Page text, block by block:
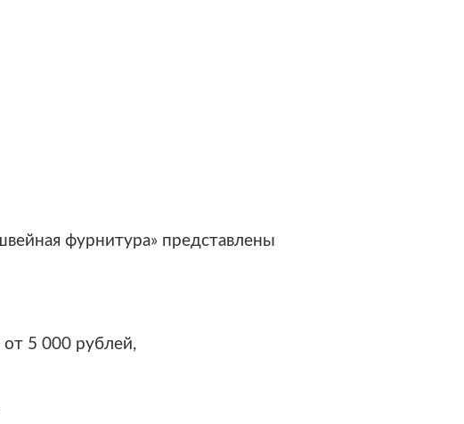
фурнитура» представлены
5 000 рублей,